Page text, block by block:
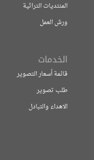
المنتديات التراثية
ورش العمل
الخدمات
قائمة أسعار التصوير
طلب تصوير
الاهداء والتبادل